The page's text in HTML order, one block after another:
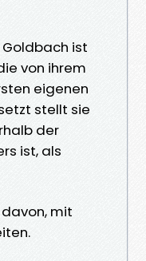
ist
von ihrem
eigenen
stellt sie
der
ist, als
mit